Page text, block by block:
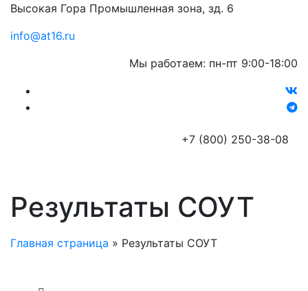
Высокая Гора Промышленная зона, зд. 6
info@at16.ru
Мы работаем: пн-пт 9:00-18:00
+7 (800) 250-38-08
Результаты СОУТ
Главная страница » Результаты СОУТ